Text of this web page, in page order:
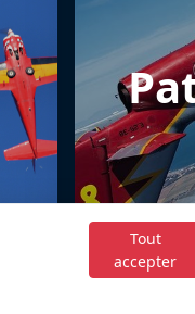
Tout
accepter